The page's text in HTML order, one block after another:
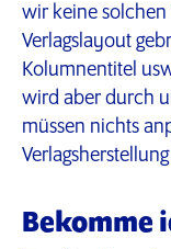
wir keine solchen
Verlagslayout
Kolumnentitel
wird aber durch
müssen nichts
Bekomme